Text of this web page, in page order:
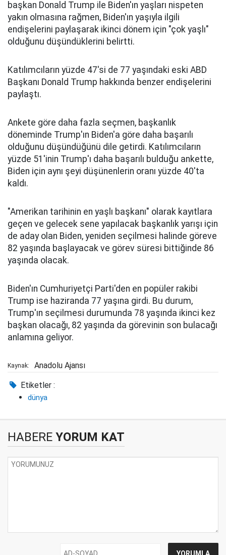
başkan Donald Trump ile Biden'ın yaşları nispeten
yakın olmasına rağmen, Biden'ın yaşıyla ilgili
endişelerini paylaşarak ikinci dönem için "çok yaşlı"
olduğunu düşündüklerini belirtti.
Katılımcıların yüzde 47'si de 77 yaşındaki eski ABD
Başkanı Donald Trump hakkında benzer endişelerini
paylaştı.
Ankete göre daha fazla seçmen, başkanlık
döneminde Trump'ın Biden'a göre daha başarılı
olduğunu düşündüğünü dile getirdi. Katılımcıların
yüzde 51'inin Trump'ı daha başarılı bulduğu ankette,
Biden için aynı şeyi düşünenlerin oranı yüzde 40'ta
kaldı.
"Amerikan tarihinin en yaşlı başkanı" olarak kayıtlara
geçen ve gelecek sene yapılacak başkanlık yarışı için
de aday olan Biden, yeniden seçilmesi halinde göreve
82 yaşında başlayacak ve görev süresi bittiğinde 86
yaşında olacak.
Biden'ın Cumhuriyetçi Parti'den en popüler rakibi
Trump ise haziranda 77 yaşına girdi. Bu durum,
Trump'ın seçilmesi durumunda 78 yaşında ikinci kez
başkan olacağı, 82 yaşında da görevinin son bulacağı
anlamına geliyor.
Kaynak: Anadolu Ajansı
Etiketler :
dünya
HABERE YORUM KAT